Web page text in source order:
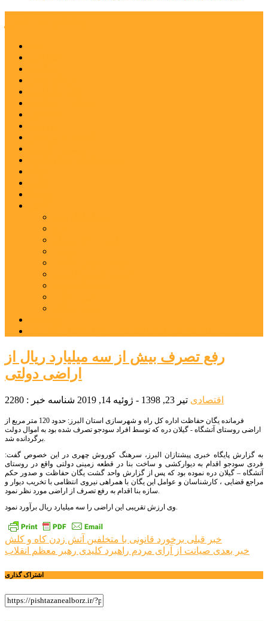
رفع تصرف بیش از سه میلیارد ریال از
اراضی دولتی
اقتصادی تیر 23, 1398 - ژوئیه 14, 2019 شناسه خبر : 2280
فرمانده یگان حفاظت اداره کل راه و شهرسازی استان البرز: حدود 120 متر مربع از
اراضی روستای آتشگاه - گیلان دره که توسط افراد سودجو تصرف شده بود به اموال دولت
برگردانده شد.
به گزارش پایگاه خبری پیشتازان البرز، سرهنگ کوروش چهری در این خصوص گفت:
فردی سودجو اقدام به دیوارکشی و ساخت بنا در قطعه زمینی دولتی واقع در روستای
آتشگاه – گیلان دره نموده بود که پس از گزارش واحد گشت یگان حفاظت و صدور حکم
مراجع قضایی ، کارشناسان و عوامل این یگان با همراهی نیروی انتظامی با تخریب دیوار و
سازه بنا اقدام به رفع تصرف از اراضی مورد نظر نمود.
وی ارزش تقریبی این اراضی را سه میلیارد ریال برآورد نمود.
راهبری
نوشته
خبر قبلی برخورد قانونی با متخلفین آتش زدن کاه و کلش
خبر بعدی صیانت از آرای مردم راهبرد کلیدی رهبر معظم انقلاب
اشتراک گذاری